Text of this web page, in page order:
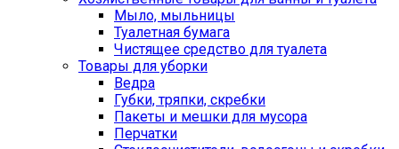
Мыло, мыльницы
Туалетная бумага
Чистящее средство для туалета
Товары для уборки
Ведра
Губки, тряпки, скребки
Пакеты и мешки для мусора
Перчатки